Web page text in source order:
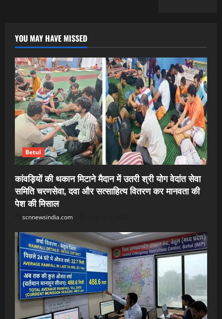
YOU MAY HAVE MISSED
Betul
कांवड़ियों की थकान मिटाने मैदान में उतरी श्री योग वेदांत सेवा
समिति चरणसेवा, दवा और सत्साहित्य वितरण कर मानवता की
पेश की मिसाल
scnnewsindia.com